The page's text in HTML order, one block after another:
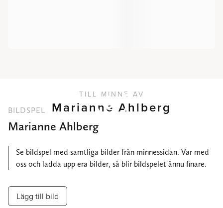
TILL MINNE AV
Marianne Ahlberg
BILDSPEL
Marianne Ahlberg
Se bildspel med samtliga bilder från minnessidan. Var med
oss och ladda upp era bilder, så blir bildspelet ännu finare.
Lägg till bild